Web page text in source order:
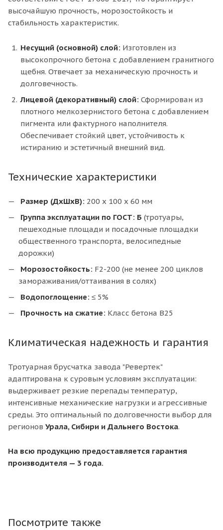
высочайшую прочность, морозостойкость и
стабильность характеристик.
Несущий (основной) слой: Изготовлен из
высокопрочного бетона с добавлением гранитного
щебня. Отвечает за механическую прочность и
долговечность.
Лицевой (декоративный) слой: Сформирован из
плотного мелкозернистого бетона с добавлением
пигмента или фактурного наполнителя.
Обеспечивает стойкий цвет, устойчивость к
истиранию и эстетичный внешний вид.
Технические характеристики
Размер (ДхШхВ): 200 x 100 x 60 мм
Группа эксплуатации по ГОСТ: Б (тротуары,
пешеходные площади и посадочные площадки
общественного транспорта, велосипедные
дорожки)
Морозостойкость: F2-200 (не менее 200 циклов
замораживания/оттаивания в солях)
Водопоглощение: ≤ 5%
Прочность на сжатие: Класс бетона В25
Климатическая надежность и гарантия
Тротуарная брусчатка завода "Ревертек"
адаптирована к суровым условиям эксплуатации:
выдерживает резкие перепады температур,
интенсивные механические нагрузки и агрессивные
среды. Это оптимальный по долговечности выбор для
регионов Урала, Сибири и Дальнего Востока.
На всю продукцию предоставляется гарантия
производителя — 3 года.
Посмотрите также